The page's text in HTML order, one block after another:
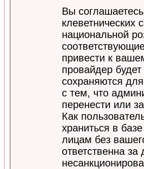
Вы
клеветнических
национальной
привести к
провайдер
сохраняются
с тем, что
перенести или
Как
храниться в
лицам без
ответственна за